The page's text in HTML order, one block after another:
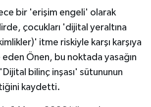
bir 'erişim engeli' olarak
çocukları 'dijital yeraltına
itme riskiyle karşı karşıya
eden Önen, bu noktada yasağın
bilinç inşası' sütununun
kaydetti.